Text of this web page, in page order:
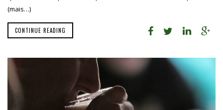
(mais…)
CONTINUE READING